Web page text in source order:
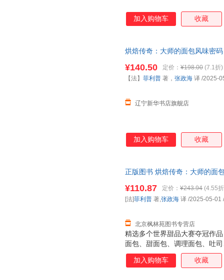
加入购物车 收藏
烘焙传奇：大师的面包风味密
¥140.50 定价： ¥198.00 (7.1折)
辽宁新华书店旗舰店
【法】 菲利普 著， 张政海 译 /2025-
加入购物车 收藏
正版图书 烘焙传奇：大师的面
定价！商品图片仅供参考，以
格）
精选多个世界甜品大赛夺冠作
面包、甜面包、调理面包、吐
准用量、基本技法、制作重点
解决定烘焙成败的每一个细微
¥110.87 定价： ¥243.94 (4.55
北京枫林苑图书专营店
[法]菲利普 著,张政海 译 /2025-05-01 /
加入购物车 收藏